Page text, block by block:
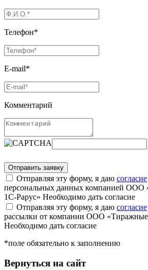
Телефон*
E-mail*
Комментарий
Отправляя эту форму, я даю согласие
персональных данных компанией ООО
1С-Рарус» Необходимо дать согласие
Отправляя эту форму, я даю согласие
рассылки от компании ООО
Необходимо дать согласие
*поле обязательно к заполнению
Вернуться на сайт